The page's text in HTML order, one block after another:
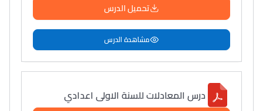
تحميل الدرس
مشاهدة الدرس
درس المعادلات للسنة الاولى اعدادي